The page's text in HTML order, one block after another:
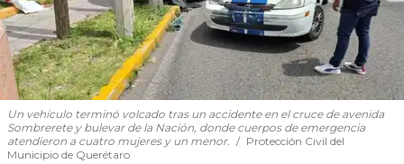
Un vehículo terminó volcado tras un accidente en el cruce de avenida
Sombrerete y bulevar de la Nación, donde cuerpos de emergencia
atendieron a cuatro mujeres y un menor.
Protección Civil del
Municipio de Querétaro